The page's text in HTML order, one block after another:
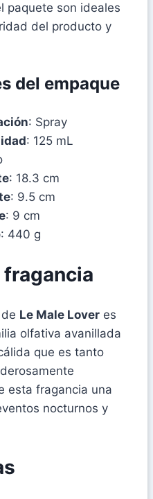
paquete son ideales
del producto y
del empaque
: Spray
: 125 mL
: 18.3 cm
: 9.5 cm
: 9 cm
: 440 g
Le Male Lover es
olfativa avanillada
que es tanto
esta fragancia una
nocturnos y